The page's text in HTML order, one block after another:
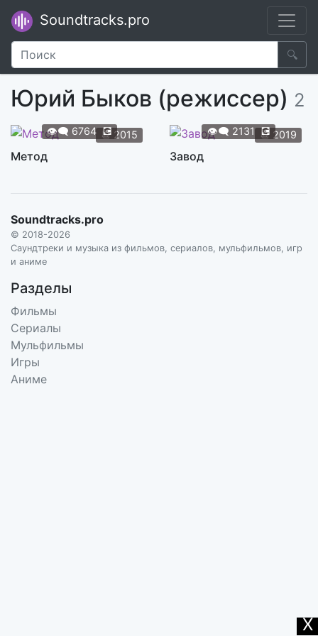
Soundtracks.pro
🔍
Юрий Быков (режиссер) 2
📆2015
👁️‍🗨️ 6764 💽
Метод
📆2019
👁️‍🗨️ 2131 💽
Завод
Soundtracks.pro
© 2018-2026
Саундтреки и музыка из фильмов, сериалов, мульфильмов, игр
и аниме
Разделы
Фильмы
Сериалы
Мульфильмы
Игры
Аниме
X